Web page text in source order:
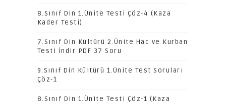
8.Sınıf Din 1.Ünite Testi Çöz-4 (Kaza
Kader Testi)
7.Sınıf Din Kültürü 2.Ünite Hac ve Kurban
Testi İndir PDF 37 Soru
9.Sınıf Din Kültürü 1.Ünite Test Soruları
Çöz-1
8.Sınıf Din 1.Ünite Testi Çöz-1 (Kaza